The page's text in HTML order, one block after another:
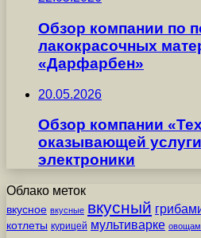
Обзор компании по
лакокрасочных
«Дарфарбен»
20.05.2026
Обзор компании
оказывающей
электроники
Облако меток
вкусное вкусные вкусный
котлеты курицей мультиварке